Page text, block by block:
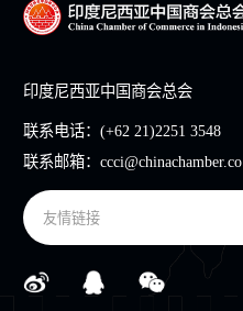
印度尼西亚中国商会总会
联系电话： (+62 21)2251 3548
联系邮箱： ccci@chinachamber.co
友情链接